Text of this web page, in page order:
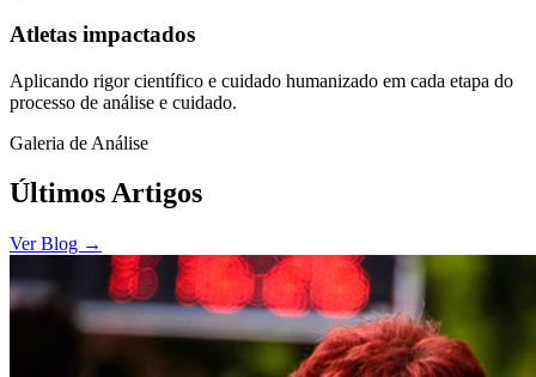
Atletas impactados
Aplicando rigor científico e cuidado humanizado em cada etapa do
processo de análise e cuidado.
Galeria de Análise
Últimos Artigos
Ver Blog →